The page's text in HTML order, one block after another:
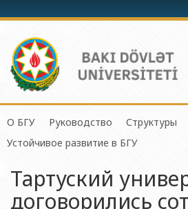
О БГУ
История БГУ
Миссия и стратегия БГУ
Программа развития БГУ
Руководство
Ректор
Проректоры
Советник ректора
Структуры
Центр
Отдел
Устойчивое развитие в БГУ
Тартуский
договорились